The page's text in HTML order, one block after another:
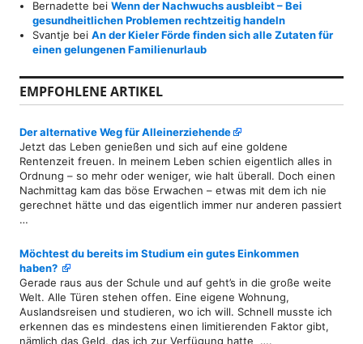
Bernadette beiWenn der Nachwuchs ausbleibt – Bei
gesundheitlichen Problemen rechtzeitig handeln
Svantje beiAn der Kieler Förde finden sich alle Zutaten für
einen gelungenen Familienurlaub
EMPFOHLENE ARTIKEL
Der alternative Weg für Alleinerziehende
Jetzt das Leben genießen und sich auf eine goldene
Rentenzeit freuen. In meinem Leben schien eigentlich alles in
Ordnung – so mehr oder weniger, wie halt überall. Doch einen
Nachmittag kam das böse Erwachen – etwas mit dem ich nie
gerechnet hätte und das eigentlich immer nur anderen passiert
…
Möchtest du bereits im Studium ein gutes Einkommen
haben?
Gerade raus aus der Schule und auf geht’s in die große weite
Welt. Alle Türen stehen offen. Eine eigene Wohnung,
Auslandsreisen und studieren, wo ich will. Schnell musste ich
erkennen das es mindestens einen limitierenden Faktor gibt,
nämlich das Geld, das ich zur Verfügung hatte ….